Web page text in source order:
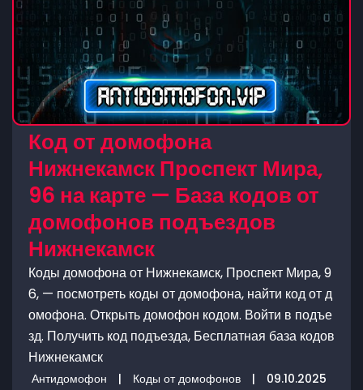
Код от домофона
Нижнекамск Проспект Мира,
96 на карте — База кодов от
домофонов подъездов
Нижнекамск
Коды домофона от Нижнекамск, Проспект Мира, 9
6, — посмотреть коды от домофона, найти код от д
омофона. Открыть домофон кодом. Войти в подъе
зд. Получить код подъезда, Бесплатная база кодов
Нижнекамск
Антидомофон | Коды от домофонов | 09.10.2025